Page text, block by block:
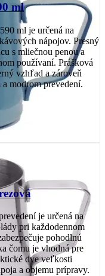
ml
ml je určená na
nápojov. Presný
s mliečnou penou a
používaní. Prášková
vzhľad a zároveň
modrom prevedení.
je určená na
pri každodennom
pohodlnú
čomu je vhodná pre
dve veľkosti
a objemu prípravy.